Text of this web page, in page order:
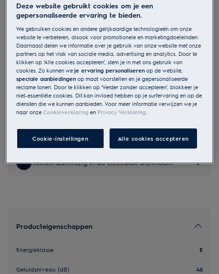
KEAD7200L
300 AirDry Inbouwvaatwasser
EU Productfiche
€ 799,99
EU-verordening 2023/988 staan vermeld in hoofdstuk 1 en 2
veilig gebruik van het product.
Toestel aanwezig in de Electrolux showroom
Producteigenschappen
Energieklasse E
Geluidsniveau (dB) 46
Deze website gebruikt cookies om je een
gepersonaliseerde ervaring te bieden.
We gebruiken cookies en andere gelijkaardige technologieën om onze
website te verbeteren, alsook voor promotionele en marketingdoeleinden.
Daarnaast delen we informatie over je gebruik van onze website met onze
partners op het vlak van sociale media, advertising en analytics. Door te
klikken op ‘Alle cookies accepteren’, stem je in met ons gebruik van
cookies. Zo kunnen weje ervaring personaliseren op de website,
speciale aanbiedingen op maat voorstellen en je gepersonaliseerde
reclame tonen. Door te klikken op ‘Verder zonder accepteren’, blokkeer je
niet-essentiële cookies. Dit kan invloed hebben op je surfervaring en op de
diensten die we kunnen aanbieden. Voor meer informatie verwijzen we je
naar onzeCookieverklaring en Privacy Verklaring
Cookie-instellingen Alle cookies accepteren